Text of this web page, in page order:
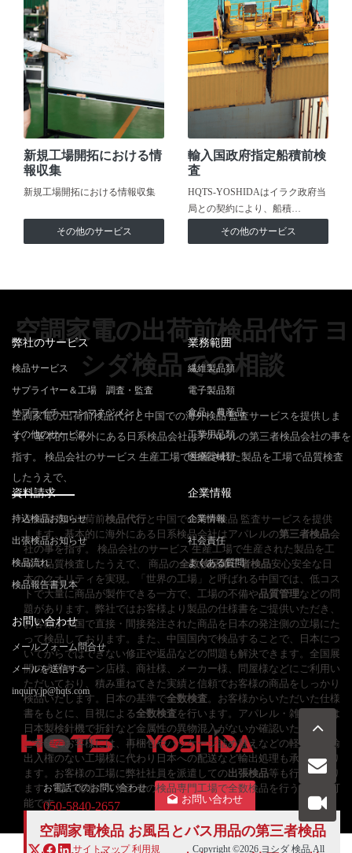
新規工場開拓における情
報収集
新規工場開拓における情報収集
その他のサービス
輸入国政府指定船積前検
査
HQTS-YOSHIDAはイラク政府当
局との契約により、船積…
その他のサービス
空調家電の出荷前検品代行 ヨ
シダ検品での相談
空調家電の出荷前検品代行と中国での海外検品 監査サービスを提供しま
す。 基本的に海外にある日系検品会社はアパレルの第三者検品会社の事を
指す。 検品会社のサービス 生産工場で生産された製品を工場で品質検査
したうえで、
空調家電の出荷前検品代行と中国での海外検品 監査サービスを提供
します。基本的に海外にある日系検品会社はアパレルの第三者検品会
社の事を指す。 検品会社のサービス 生産工場で生産された製品を工
場で品質検査したうえで、 商品の全数検品第三者検品安心安全な日
本のクオリティを実現。「世界の工場」と呼ばれる中国では、低コス
トで大量に商品が製作できる一方で、工場の不備や品質管理などの問
題があります。弊社ではお客様より製品の仕様書をご提供いただき、
お客様が中国で直接・間接発注された商品を日本の発注側の立場にた
って検品しております。また、中国国内で検品することで、日本につ
いてからではできない修正や返品などの問題も解決できます。全国展
開の大手チェーン店様、商社様、メーカー様、問屋様などにご利用い
ただいており、積み重ねてきた実績と信頼でお客様の商品をしっかり
検品いたします。日本の基準で全数検査 。お客様からいただいた仕様
書をもとに、目視による全数検査を行います。アパレル・雑貨製品は
日本製検針機で折針など金属性の異物混入がないか確認いたします。
ご希望のお客様には、再梱包やパッケージ詰め替えなどの軽作業、輸
出入権のない工場様に代わり日本への配送など輸出処理も承っており
ます。お客様の工場に弊社社員を派遣しての出張検品等も行っており
ます。更に現地にて第三者の検品専門工場で全数検品を行うことが可
能です
空調家電検品 お風呂とバス用品の第三者検品
弊社のサービス
検品サービス
サプライヤー＆工場 調査・監査
サプライチェーンマネジメント
その他のサービス
業務範囲
繊維製品類
電子製品類
食品・農産品
工業用品類
医療器械類
資料請求
持込検品お知らせ
出張検品お知らせ
検品流れ
検品報告書見本
企業情報
企業情報
社会責任
よくある質問
お問い合わせ
メールフォーム問合せ
メールを送信する
inquiry.jp@hqts.com
お電話でのお問い合わせ
050-5840-2657
お問い合わせ
サイトマップ 利用規 Copyright ©2026 ヨシダ 検品 All